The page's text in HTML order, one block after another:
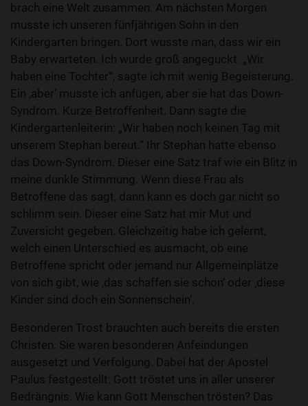
brach eine Welt zusammen. Am nächsten Morgen
musste ich unseren fünfjährigen Sohn in den
Kindergarten bringen. Dort wusste man, dass wir ein
Baby erwarteten. Ich wurde groß angeguckt. „Wir
haben eine Tochter“, sagte ich mit wenig Begeisterung.
Ein ‚aber‘ musste ich anfügen, aber sie hat das Down-
Syndrom. Kurze Betroffenheit. Dann sagte die
Kindergartenleiterin: „Wir haben noch keinen Tag mit
unserem Stephan bereut.“ Ihr Stephan hatte ebenso
das Down-Syndrom. Dieser eine Satz traf wie ein Blitz in
meine dunkle Stimmung. Wenn diese Frau als
Betroffene das sagt, dann kann es doch gar nicht so
schlimm sein. Dieser eine Satz hat mir Mut und
Zuversicht gegeben. Gleichzeitig habe ich gelernt,
welch einen Unterschied es ausmacht, ob eine
Betroffene spricht oder jemand nur Allgemeinplätze
von sich gibt, wie ‚das schaffen sie schon‘ oder ‚diese
Kinder sind doch ein Sonnenschein‘.
Besonderen Trost brauchten auch bereits die ersten
Christen. Sie waren besonderen Anfeindungen
ausgesetzt und Verfolgung. Dabei hat der Apostel
Paulus festgestellt: Gott tröstet uns in aller unserer
Bedrängnis. Wie kann Gott Menschen trösten? Das